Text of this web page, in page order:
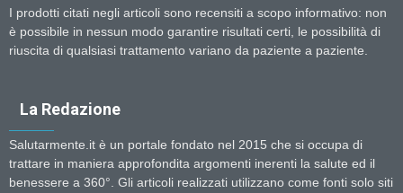
I prodotti citati negli articoli sono recensiti a scopo informativo: non
è possibile in nessun modo garantire risultati certi, le possibilità di
riuscita di qualsiasi trattamento variano da paziente a paziente.
La Redazione
Salutarmente.it è un portale fondato nel 2015 che si occupa di
trattare in maniera approfondita argomenti inerenti la salute ed il
benessere a 360°. Gli articoli realizzati utilizzano come fonti solo siti